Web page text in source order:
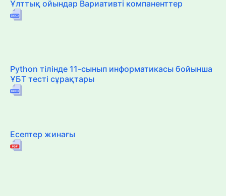
Ұлттық ойындар Вариативті компаненттер
Python тілінде 11-сынып информатикасы бойынша
ҰБТ тесті сұрақтары
Есептер жинағы